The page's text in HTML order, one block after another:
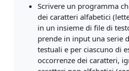
Scrivere un programma
dei caratteri alfabetici
in un insieme di file di
prende in input una serie
testuali e per ciascuno di
occorrenze dei caratteri,